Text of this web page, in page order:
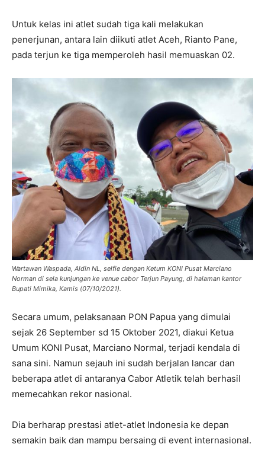
Untuk kelas ini atlet sudah tiga kali melakukan
penerjunan, antara lain diikuti atlet Aceh, Rianto Pane,
pada terjun ke tiga memperoleh hasil memuaskan 02.
Wartawan Waspada, Aldin NL, selfie dengan Ketum KONI Pusat Marciano
Norman di sela kunjungan ke venue cabor Terjun Payung, di halaman kantor
Bupati Mimika, Kamis (07/10/2021).
Secara umum, pelaksanaan PON Papua yang dimulai
sejak 26 September sd 15 Oktober 2021, diakui Ketua
Umum KONI Pusat, Marciano Normal, terjadi kendala di
sana sini. Namun sejauh ini sudah berjalan lancar dan
beberapa atlet di antaranya Cabor Atletik telah berhasil
memecahkan rekor nasional.
Dia berharap prestasi atlet-atlet Indonesia ke depan
semakin baik dan mampu bersaing di event internasional.